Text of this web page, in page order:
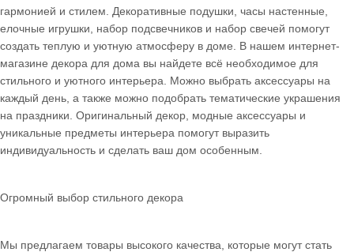
гармонией и стилем. Декоративные подушки, часы настенные,
елочные игрушки, набор подсвечников и набор свечей помогут
создать теплую и уютную атмосферу в доме. В нашем интернет-
магазине декора для дома вы найдете всё необходимое для
стильного и уютного интерьера. Можно выбрать аксессуары на
каждый день, а также можно подобрать тематические украшения
на праздники. Оригинальный декор, модные аксессуары и
уникальные предметы интерьера помогут выразить
индивидуальность и сделать ваш дом особенным.
Огромный выбор стильного декора
Мы предлагаем товары высокого качества, которые могут стать